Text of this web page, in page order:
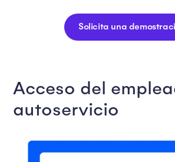
Solicita una
Acceso del
autoservicio